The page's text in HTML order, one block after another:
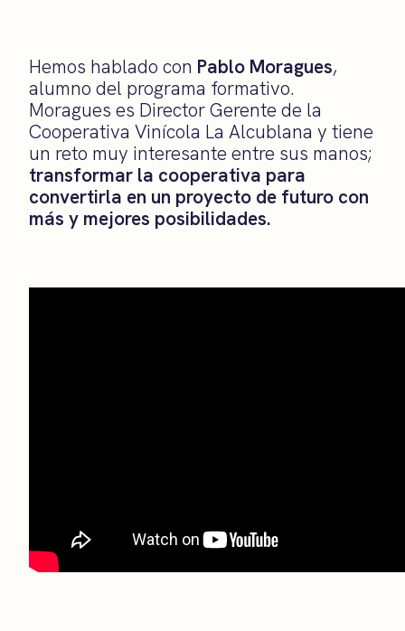
Hemos hablado con Pablo Moragues,
alumno del programa formativo.
Moragues es Director Gerente de la
Cooperativa Vinícola La Alcublana y tiene
un reto muy interesante entre sus manos;
transformar la cooperativa para
convertirla en un proyecto de futuro con
más y mejores posibilidades.